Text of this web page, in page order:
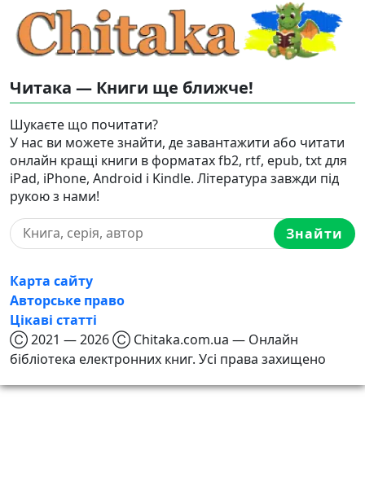
Читака — Книги ще ближче!
Шукаєте що почитати?
У нас ви можете знайти, де завантажити або читати
онлайн кращі книги в форматах fb2, rtf, epub, txt для
iPad, iPhone, Android і Kindle. Література завжди під
рукою з нами!
Знайти
Карта сайту
Авторське право
Цікаві статті
Ⓒ 2021 — 2026 Ⓒ Chitaka.com.ua — Онлайн
бібліотека електронних книг. Усі права захищено